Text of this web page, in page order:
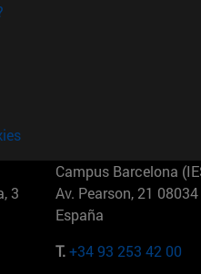
3
Campus Barcelona
Av. Pearson, 21
España
T.+34 93 253 42 00